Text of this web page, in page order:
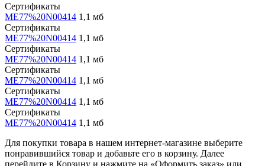
Сертификаты
ME77%20N00414 1,1 мб
Сертификаты
ME77%20N00414 1,1 мб
Сертификаты
ME77%20N00414 1,1 мб
Сертификаты
ME77%20N00414 1,1 мб
Сертификаты
ME77%20N00414 1,1 мб
Сертификаты
ME77%20N00414 1,1 мб
Для покупки товара в нашем интернет-магазине выберите
понравившийся товар и добавьте его в корзину. Далее
перейдите в Корзину и нажмите на «Оформить заказ» или